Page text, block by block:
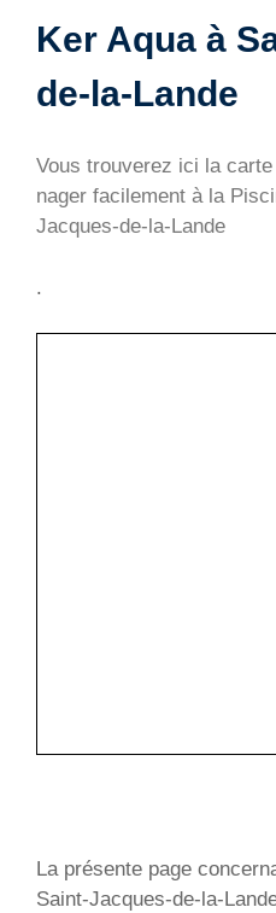
Ker Aqua à
de-la-Lande
Vous trouverez ici la carte
nager facilement à la
Jacques-de-la-Lande
.
La présente page
Saint-Jacques-de-la-